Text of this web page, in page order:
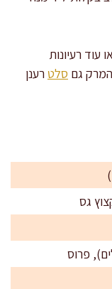
רעיונות
גם סלט רענן